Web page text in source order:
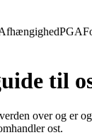
PGA
til
over og er
ost.